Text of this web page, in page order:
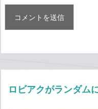
ロビアクがランダム